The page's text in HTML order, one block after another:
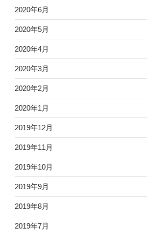
2020年6月
2020年5月
2020年4月
2020年3月
2020年2月
2020年1月
2019年12月
2019年11月
2019年10月
2019年9月
2019年8月
2019年7月